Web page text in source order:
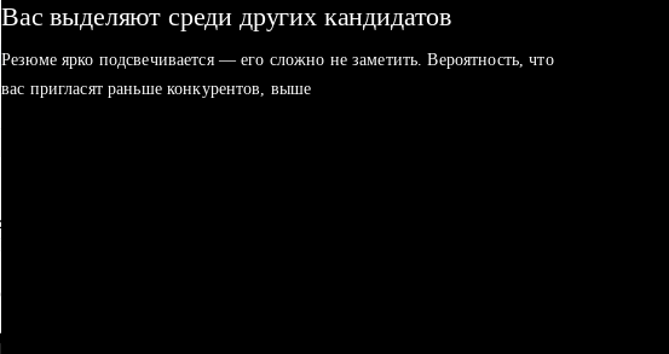
Вас выделяют среди других кандидатов
Резюме ярко подсвечивается — его сложно не заметить. Вероятность, что
вас пригласят раньше конкурентов, выше